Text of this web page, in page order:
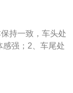
度还是比较高
上市的时候，外
亚迪f3上市之后
亚迪f3摆脱了模
仍然是比较不错
持一致，车头处
强；2、车尾处
秦迅猛的加速能